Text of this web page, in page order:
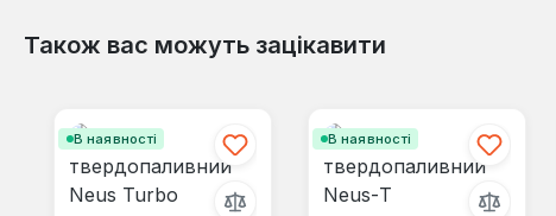
Також вас можуть зацікавити
В наявності В наявності